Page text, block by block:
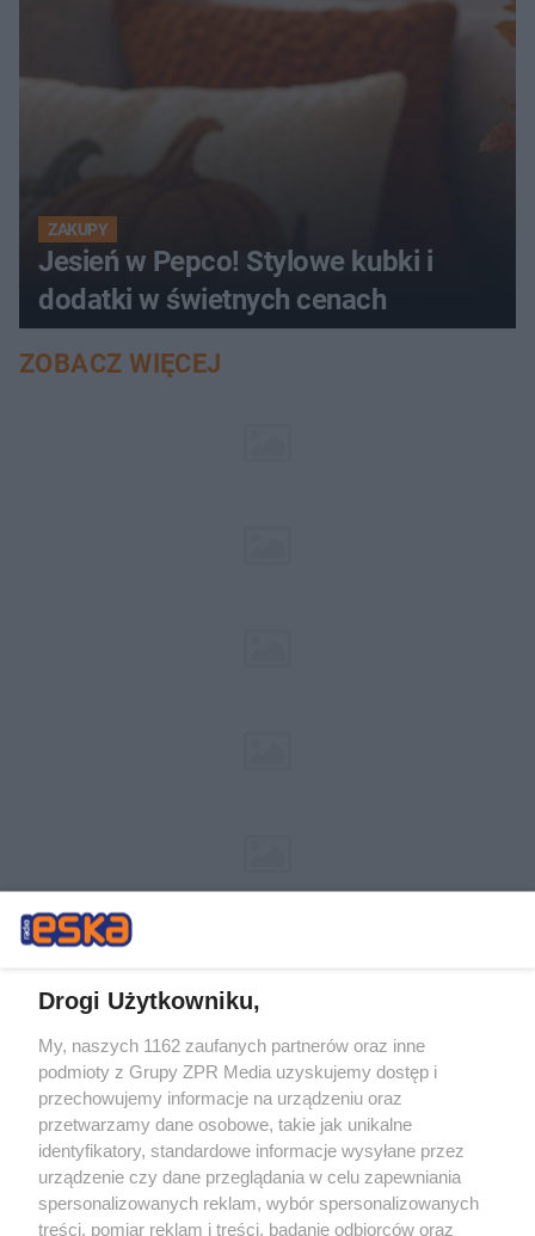
ZAKUPY
Jesień w Pepco! Stylowe kubki i
dodatki w świetnych cenach
ZOBACZ WIĘCEJ
Żaden utwór zamieszczony w serwisie nie może być powielany i
rozpowszechniany lub dalej rozpowszechniany w jakikolwiek sposób (w
tym także elektroniczny lub mechaniczny) na jakimkolwiek polu
eksploatacji w jakiejkolwiek formie, włącznie z umieszczaniem w
Internecie bez pisemnej zgody właściciela praw. Jakiekolwiek użycie lub
wykorzystanie utworów w całości lub w części z naruszeniem prawa,
tzn. bez właściwej zgody, jest zabronione pod groźbą kary i może być
ścigane prawnie.
Drogi Użytkowniku,
My, naszych 1162 zaufanych partnerów oraz inne
podmioty z Grupy ZPR Media uzyskujemy dostęp i
przechowujemy informacje na urządzeniu oraz
przetwarzamy dane osobowe, takie jak unikalne
identyfikatory, standardowe informacje wysyłane przez
urządzenie czy dane przeglądania w celu zapewniania
spersonalizowanych reklam, wybór spersonalizowanych
treści, pomiar reklam i treści, badanie odbiorców oraz